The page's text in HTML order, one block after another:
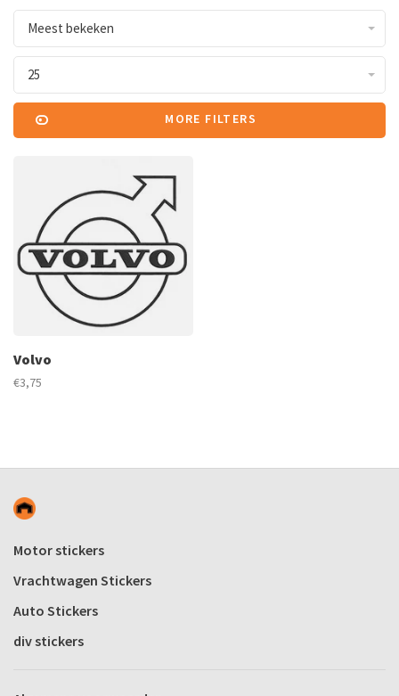
Meest bekeken
25
MORE FILTERS
Volvo
€3,75
Motor stickers
Vrachtwagen Stickers
Auto Stickers
div stickers